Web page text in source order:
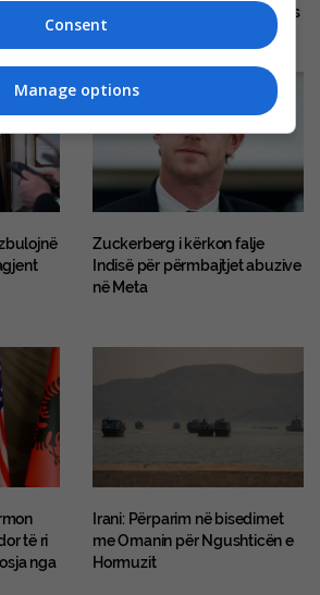
sërish deri në 38 gradë Celsius
Zuckerberg i kërkon falje
Indisë për përmbajtjet abuzive
në Meta
të ri
nga
Irani: Përparim në bisedimet
me Omanin për Ngushticën e
Hormuzit
Consent
Manage options